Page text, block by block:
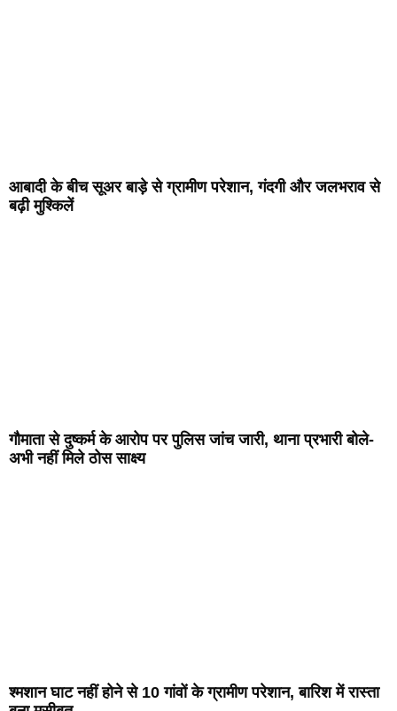
आबादी के बीच सूअर बाड़े से ग्रामीण परेशान, गंदगी और जलभराव से
बढ़ी मुश्किलें
गौमाता से दुष्कर्म के आरोप पर पुलिस जांच जारी, थाना प्रभारी बोले-
अभी नहीं मिले ठोस साक्ष्य
श्मशान घाट नहीं होने से 10 गांवों के ग्रामीण परेशान, बारिश में रास्ता